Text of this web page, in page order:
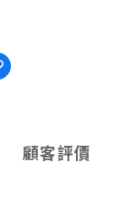
顧客評價